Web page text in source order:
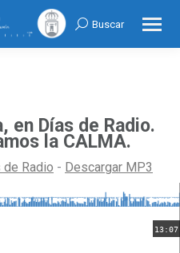
Search:
Buscar
en Días de Radio.
la CALMA.
de Radio - Descargar MP3
13:07